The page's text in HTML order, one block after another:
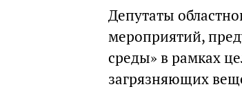
Депутаты
мероприятий,
среды» в рамках
загрязняющих